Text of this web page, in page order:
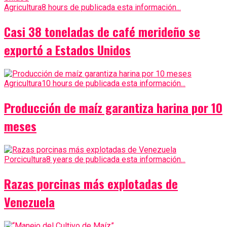
Agricultura8 hours de publicada esta información...
Casi 38 toneladas de café merideño se
exportó a Estados Unidos
Agricultura10 hours de publicada esta información...
Producción de maíz garantiza harina por 10
meses
Porcicultura8 years de publicada esta información...
Razas porcinas más explotadas de
Venezuela